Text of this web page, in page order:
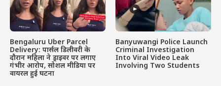
Bengaluru Uber Parcel
Delivery: पार्सल डिलीवरी के
दौरान महिला ने ड्राइवर पर लगाए
गंभीर आरोप, सोशल मीडिया पर
वायरल हुई घटना
Banyuwangi Police Launch
Criminal Investigation
Into Viral Video Leak
Involving Two Students